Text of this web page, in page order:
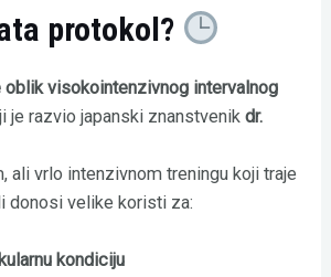
protokol?
oblik visokointenzivnog intervalnog
je razvio japanski znanstvenikdr.
ali vrlo intenzivnom treningu koji traje
donosi velike koristi za:
kondiciju